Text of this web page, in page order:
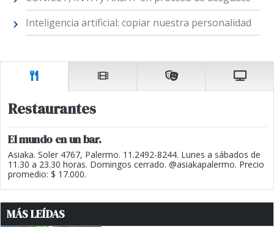
Inteligencia artificial: copiar nuestra personalidad
Restaurantes
El mundo en un bar.
Asiaka. Soler 4767, Palermo. 11.2492-8244. Lunes a sábados de
11.30 a 23.30 horas. Domingos cerrado. @asiakapalermo. Precio
promedio: $ 17.000.
MÁS LEÍDAS